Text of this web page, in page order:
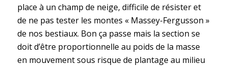
place à un champ de neige, difficile de résister et
de ne pas tester les montes « Massey-Fergusson »
de nos bestiaux. Bon ça passe mais la section se
doit d’être proportionnelle au poids de la masse
en mouvement sous risque de plantage au milieu